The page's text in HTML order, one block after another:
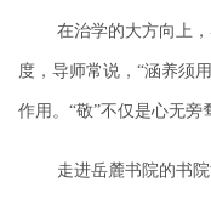
在治学的大方向上
度，导师常说， “涵养须
作用。“敬”不仅是心无旁
走进岳麓书院的书